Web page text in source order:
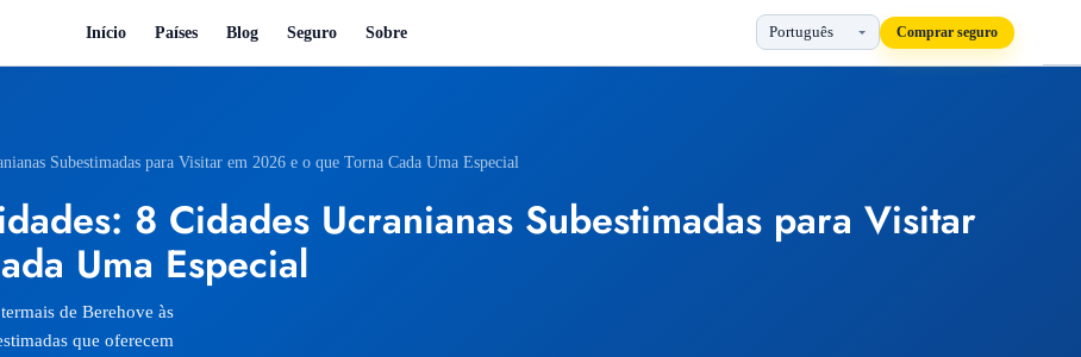
Início Países Blog Seguro Sobre Comprar seguro
Subestimadas para Visitar em 2026 e o que Torna Cada Uma Especial
8 Cidades Ucranianas Subestimadas para Visitar
Uma Especial
de Berehove às
que oferecem